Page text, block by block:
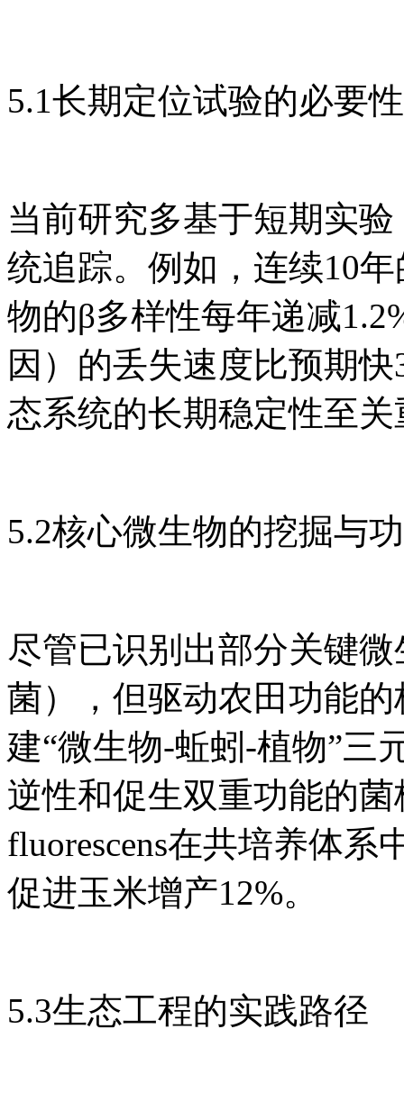
5.1长期定位试验的必要性
当前研究多基于短期实
统追踪。例如，连续10
物的β多样性每年递减
因）的丢失速度比预期
态系统的长期稳定性至关
5.2核心微生物的挖掘与
尽管已识别出部分关键
菌），但驱动农田功能
建“微生物-蚯蚓-植物”三
逆性和促生双重功能的菌
fluorescens在共培养体系
促进玉米增产12%。
5.3生态工程的实践路径